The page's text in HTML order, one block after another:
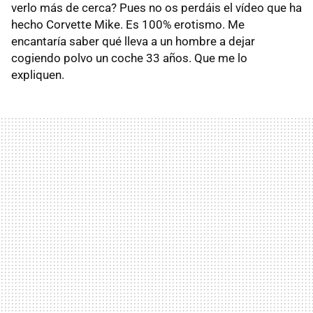
verlo más de cerca? Pues no os perdáis el vídeo que ha
hecho Corvette Mike. Es 100% erotismo. Me
encantaría saber qué lleva a un hombre a dejar
cogiendo polvo un coche 33 años. Que me lo
expliquen.